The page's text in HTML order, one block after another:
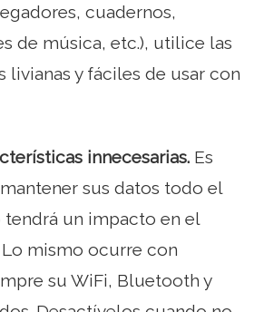
cuadernos,
de música, etc.), utilice las
livianas y fáciles de usar con
innecesarias. Es
sus datos todo el
un impacto en el
mismo ocurre con
su WiFi, Bluetooth y